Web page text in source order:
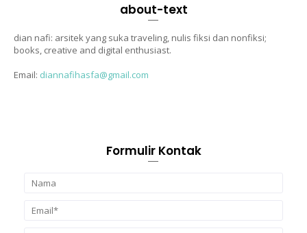
about-text
dian nafi: arsitek yang suka traveling, nulis fiksi dan nonfiksi;
books, creative and digital enthusiast.
Email: diannafihasfa@gmail.com
Formulir Kontak